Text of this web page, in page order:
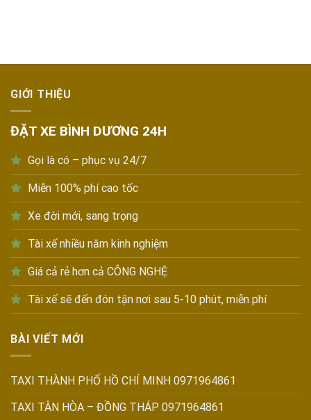
GIỚI THIỆU
ĐẶT XE BÌNH DƯƠNG 24H
Gọi là có – phục vụ 24/7
Miễn 100% phí cao tốc
Xe đời mới, sang trọng
Tài xế nhiều năm kinh nghiệm
Giá cả rẻ hơn cả CÔNG NGHỆ
Tài xế sẽ đến đón tận nơi sau 5-10 phút, miễn phí
BÀI VIẾT MỚI
TAXI THÀNH PHỐ HỒ CHÍ MINH 0971964861
TAXI TÂN HÒA – ĐỒNG THÁP 0971964861